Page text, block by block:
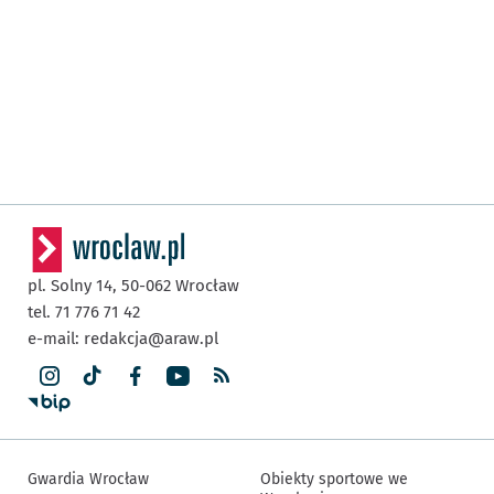
pl. Solny 14, 50-062 Wrocław
tel. 71 776 71 42
e-mail: redakcja@araw.pl
Gwardia Wrocław
Obiekty sportowe we